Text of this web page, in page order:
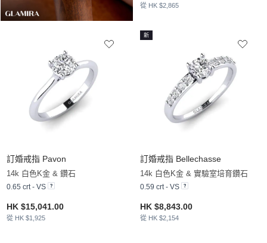
從 HK $2,865
訂婚戒指 Pavon
14k 白色K金 & 鑽石
0.65 crt - VS
HK $15,041.00
從 HK $1,925
訂婚戒指 Bellechasse
14k 白色K金 & 實驗室培育鑽石
0.59 crt - VS
HK $8,843.00
從 HK $2,154
新